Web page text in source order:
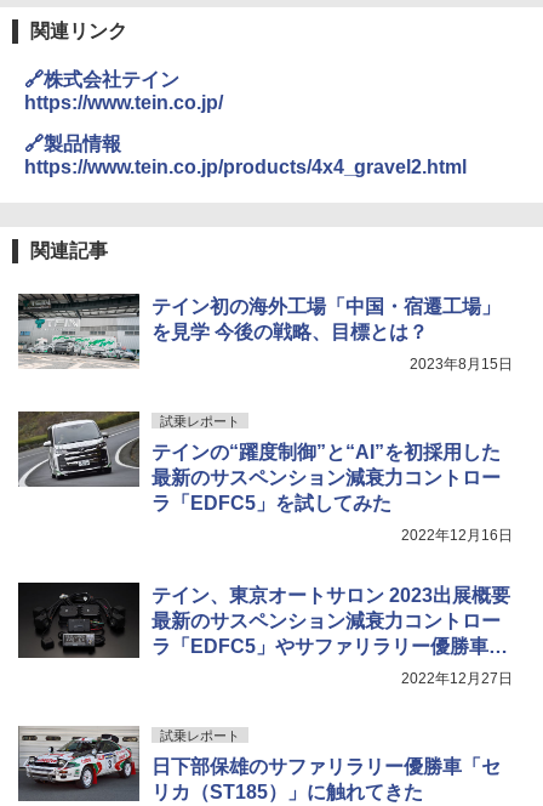
関連リンク
🔗株式会社テイン
https://www.tein.co.jp/
🔗製品情報
https://www.tein.co.jp/products/4x4_gravel2.html
関連記事
テイン初の海外工場「中国・宿遷工場」
を見学 今後の戦略、目標とは？
2023年8月15日
試乗レポート
テインの“躍度制御”と“AI”を初採用した
最新のサスペンション減衰力コントロー
ラ「EDFC5」を試してみた
2022年12月16日
テイン、東京オートサロン 2023出展概要
最新のサスペンション減衰力コントロー
ラ「EDFC5」やサファリラリー優勝車
「セリカ（ST185）」など展示2022年12月27日
試乗レポート
日下部保雄のサファリラリー優勝車「セ
リカ（ST185）」に触れてきた